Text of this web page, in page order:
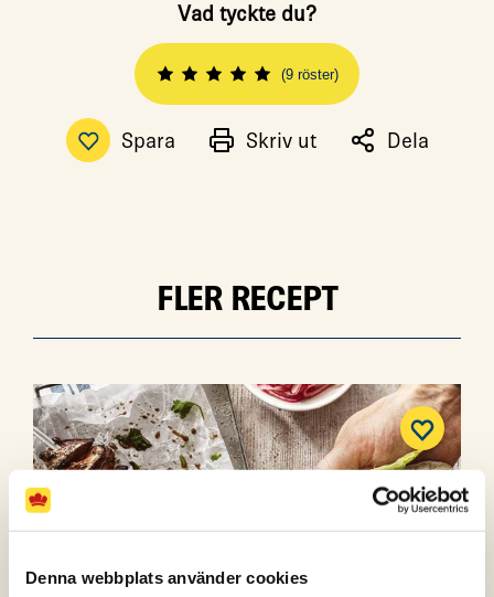
Denna webbplats använder cookies
Vad tyckte du?
(9 röster)
Spara Skriv ut Dela
FLER RECEPT